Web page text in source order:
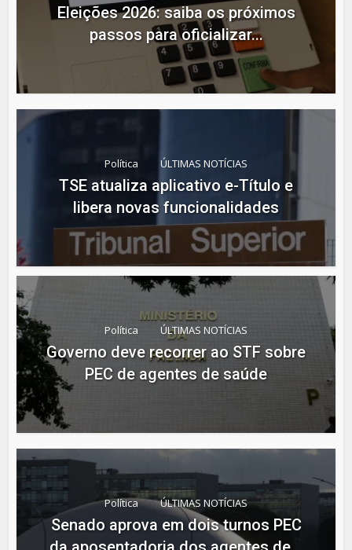
Eleições 2026: saiba os próximos
passos para oficializar...
Política ÚLTIMAS NOTÍCIAS
TSE atualiza aplicativo e-Título e
libera novas funcionalidades
Política ÚLTIMAS NOTÍCIAS
Governo deve recorrer ao STF sobre
PEC de agentes de saúde
Política ÚLTIMAS NOTÍCIAS
Senado aprova em dois turnos PEC